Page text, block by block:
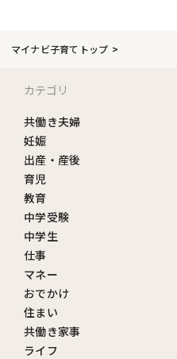
マイナビ子育てトップ
カテゴリ
共働き夫婦
妊娠
出産・産後
育児
教育
中学受験
中学生
仕事
マネー
おでかけ
住まい
共働き家事
ライフ